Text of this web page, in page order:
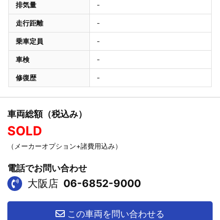
排気量 -
走行距離 -
乗車定員 -
車検 -
修復歴 -
車両総額（税込み）
SOLD
（メーカーオプション+諸費用込み）
電話でお問い合わせ
大阪店 06-6852-9000
この車両を問い合わせる